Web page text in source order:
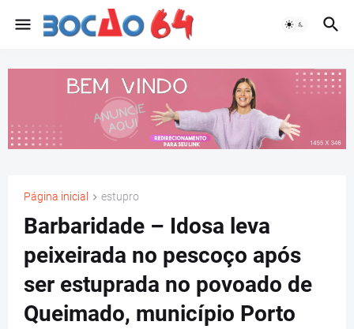
Página inicial estupro
Barbaridade – Idosa leva
peixeirada no pescoço após
ser estuprada no povoado de
Queimado, município Porto